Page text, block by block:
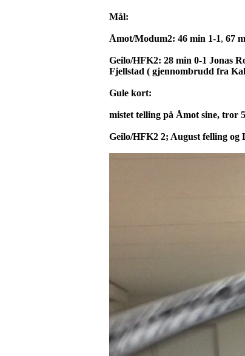
Mål:
Åmot/Modum2: 46 min 1-1, 67
Geilo/HFK2: 28 min 0-1 Jonas
Fjellstad ( gjennombrudd fra
Gule kort:
mistet telling på Åmot sine, tror
Geilo/HFK2 2; August felling og